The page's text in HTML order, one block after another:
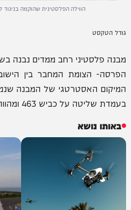
הווילה הפלסטינית שהוקמה בניגוד
גודל הטקסט
מבנה פלסטיני רחב ממדים נבנה
הפרסה- הצומת המחבר בין הישוב
בעמדת שליטה על כביש 463 ומהווה סכנה ביטחונית.
באותו נושא